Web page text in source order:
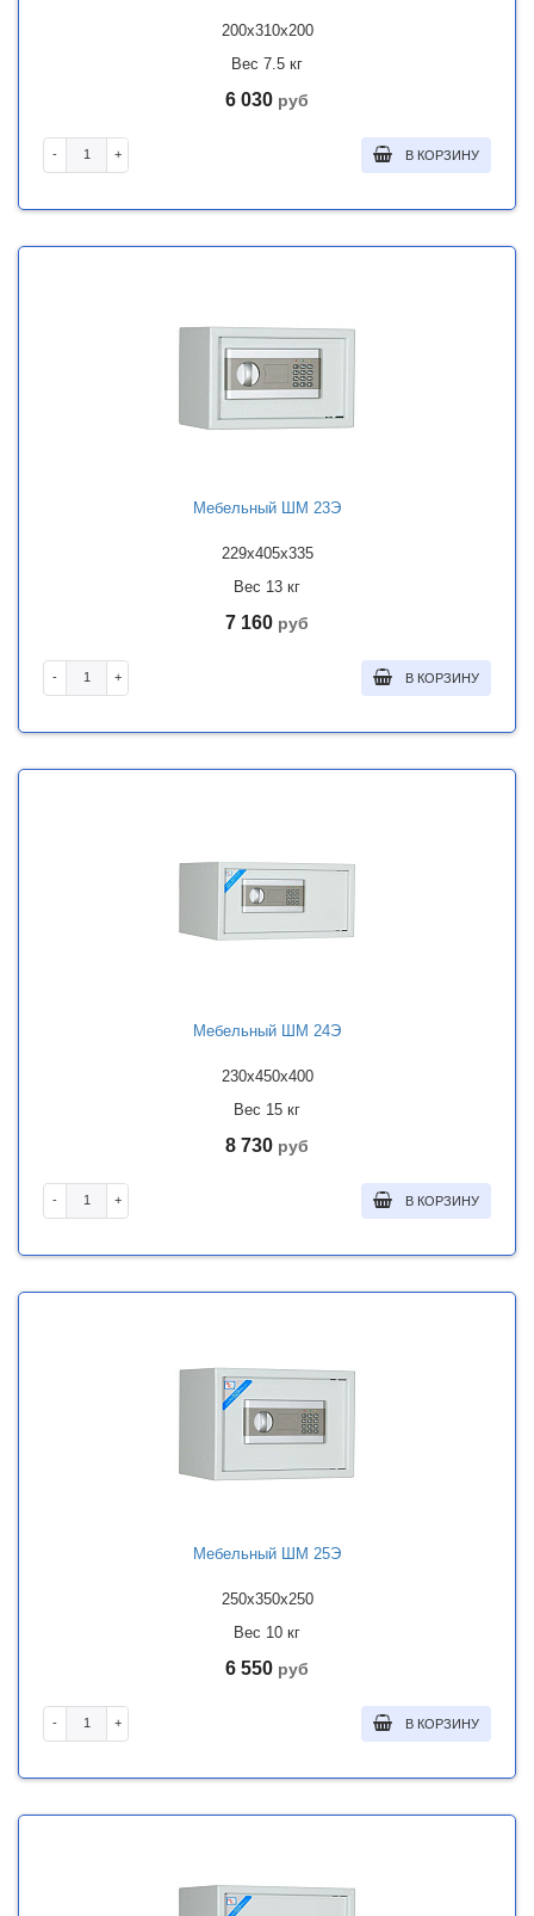
200x310x200
Вес 7.5 кг
6 030 руб
- + В КОРЗИНУ
Мебельный ШМ 23Э
229x405x335
Вес 13 кг
7 160 руб
- + В КОРЗИНУ
Мебельный ШМ 24Э
230x450x400
Вес 15 кг
8 730 руб
- + В КОРЗИНУ
Мебельный ШМ 25Э
250x350x250
Вес 10 кг
6 550 руб
- + В КОРЗИНУ